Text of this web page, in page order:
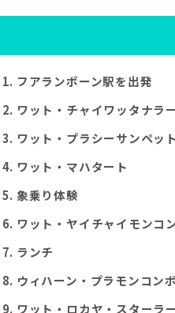
フアランポーン駅を出発
ワット・チャイワッタナラ
ワット・プラシーサンペット
ワット・マハタート
象乗り体験
ワット・ヤイチャイモンコ
ランチ
ウィハーン・プラモンコン
ワット・ロカヤ・スターラ